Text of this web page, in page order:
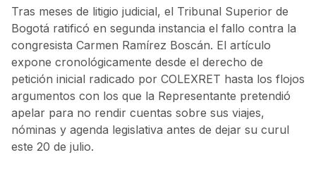
Tras meses de litigio judicial, el Tribunal Superior de
Bogotá ratificó en segunda instancia el fallo contra la
congresista Carmen Ramírez Boscán. El artículo
expone cronológicamente desde el derecho de
petición inicial radicado por COLEXRET hasta los flojos
argumentos con los que la Representante pretendió
apelar para no rendir cuentas sobre sus viajes,
nóminas y agenda legislativa antes de dejar su curul
este 20 de julio.